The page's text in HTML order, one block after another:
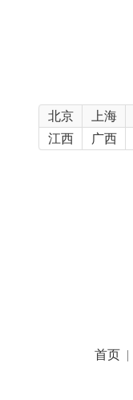
北京 上海
江西
广西
首页 |